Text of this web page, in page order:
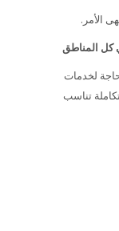
الأمر .
كل المناطق
لخدمات
تناسب